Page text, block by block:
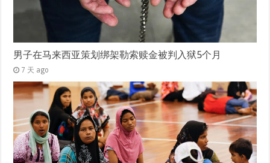
男子在马来西亚策划绑架勒索赎金被判入狱5个月
7 天 ago